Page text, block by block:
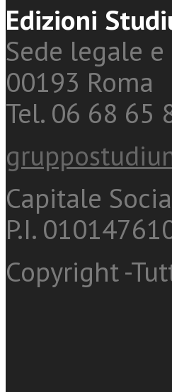
Edizioni
Sede legale
00193 Roma
Tel. 06 68 65
Capitale
P.I.
Copyright -